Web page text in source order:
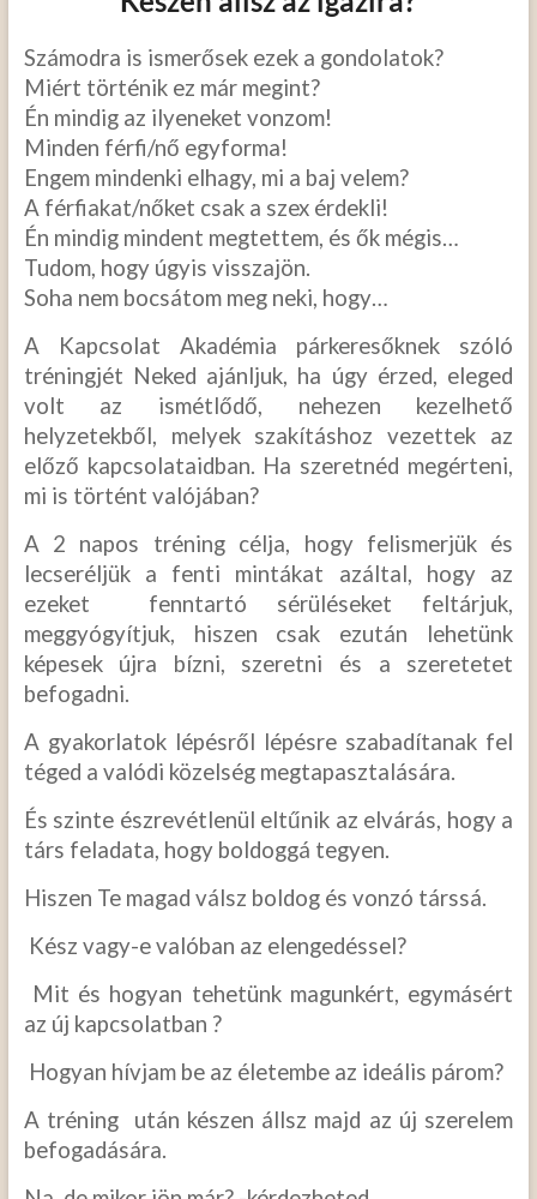
Számodra is ismerősek ezek a gondolatok?
Miért történik ez már megint?
Én mindig az ilyeneket vonzom!
Minden férfi/nő egyforma!
Engem mindenki elhagy, mi a baj velem?
A férfiakat/nőket csak a szex érdekli!
Én mindig mindent megtettem, és ők mégis…
Tudom, hogy úgyis visszajön.
Soha nem bocsátom meg neki, hogy…
A Kapcsolat Akadémia párkeresőknek szóló
tréningjét Neked ajánljuk, ha úgy érzed, eleged
volt az ismétlődő, nehezen kezelhető
helyzetekből, melyek szakításhoz vezettek az
előző kapcsolataidban. Ha szeretnéd megérteni,
mi is történt valójában?
A 2 napos tréning célja, hogy felismerjük és
lecseréljük a fenti mintákat azáltal, hogy az
ezeket fenntartó sérüléseket feltárjuk,
meggyógyítjuk, hiszen csak ezután lehetünk
képesek újra bízni, szeretni és a szeretetet
befogadni.
A gyakorlatok lépésről lépésre szabadítanak fel
téged a valódi közelség megtapasztalására.
És szinte észrevétlenül eltűnik az elvárás, hogy a
társ feladata, hogy boldoggá tegyen.
Hiszen Te magad válsz boldog és vonzó társsá.
Kész vagy-e valóban az elengedéssel?
Mit és hogyan tehetünk magunkért, egymásért
az új kapcsolatban ?
Hogyan hívjam be az életembe az ideális párom?
A tréning után készen állsz majd az új szerelem
befogadására.